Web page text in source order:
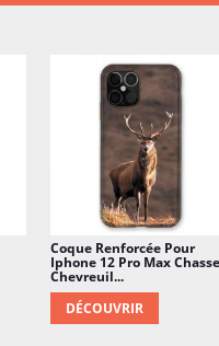
Coque Renforcée Pour
Iphone 12 Pro Max Chasse
Chevreuil...
DÉCOUVRIR